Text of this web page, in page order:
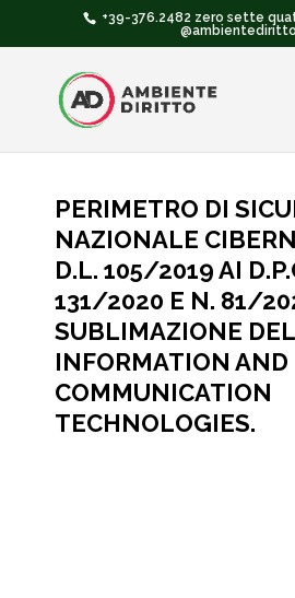
+39-376.2482 zero sette
PERIMETRO DI
NAZIONALE
D.L. 105/2019 AI
131/2020 E N. 81/
SUBLIMAZIONE
INFORMATION AND
COMMUNICATION
TECHNOLOGIES.